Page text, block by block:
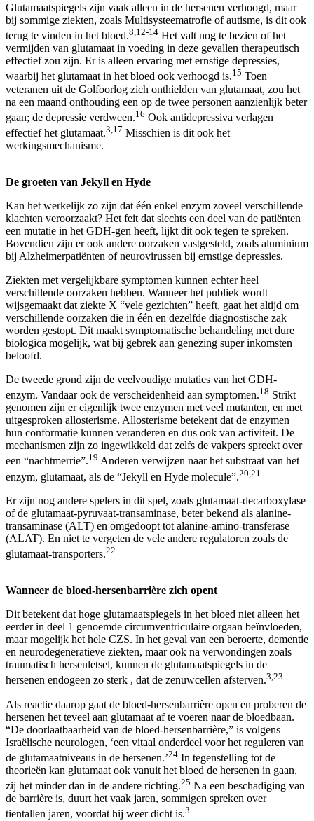
Glutamaatspiegels zijn vaak alleen in de hersenen verhoogd, maar
bij sommige ziekten, zoals Multisysteematrofie of autisme, is dit ook
terug te vinden in het bloed.8,12-14 Het valt nog te bezien of het
vermijden van glutamaat in voeding in deze gevallen therapeutisch
effectief zou zijn. Er is alleen ervaring met ernstige depressies,
waarbij het glutamaat in het bloed ook verhoogd is.15 Toen
veteranen uit de Golfoorlog zich onthielden van glutamaat, zou het
na een maand onthouding een op de twee personen aanzienlijk beter
gaan; de depressie verdween.16 Ook antidepressiva verlagen
effectief het glutamaat.3,17 Misschien is dit ook het
werkingsmechanisme.
De groeten van Jekyll en Hyde
Kan het werkelijk zo zijn dat één enkel enzym zoveel verschillende
klachten veroorzaakt? Het feit dat slechts een deel van de patiënten
een mutatie in het GDH-gen heeft, lijkt dit ook tegen te spreken.
Bovendien zijn er ook andere oorzaken vastgesteld, zoals aluminium
bij Alzheimerpatiënten of neurovirussen bij ernstige depressies.
Ziekten met vergelijkbare symptomen kunnen echter heel
verschillende oorzaken hebben. Wanneer het publiek wordt
wijsgemaakt dat ziekte X “vele gezichten” heeft, gaat het altijd om
verschillende oorzaken die in één en dezelfde diagnostische zak
worden gestopt. Dit maakt symptomatische behandeling met dure
biologica mogelijk, wat bij gebrek aan genezing super inkomsten
beloofd.
De tweede grond zijn de veelvoudige mutaties van het GDH-
enzym. Vandaar ook de verscheidenheid aan symptomen.18 Strikt
genomen zijn er eigenlijk twee enzymen met veel mutanten, en met
uitgesproken allosterisme. Allosterisme betekent dat de enzymen
hun conformatie kunnen veranderen en dus ook van activiteit. De
mechanismen zijn zo ingewikkeld dat zelfs de vakpers spreekt over
een “nachtmerrie”.19 Anderen verwijzen naar het substraat van het
enzym, glutamaat, als de “Jekyll en Hyde molecule”.20,21
Er zijn nog andere spelers in dit spel, zoals glutamaat-decarboxylase
of de glutamaat-pyruvaat-transaminase, beter bekend als alanine-
transaminase (ALT) en omgedoopt tot alanine-amino-transferase
(ALAT). En niet te vergeten de vele andere regulatoren zoals de
glutamaat-transporters.22
Wanneer de bloed-hersenbarrière zich opent
Dit betekent dat hoge glutamaatspiegels in het bloed niet alleen het
eerder in deel 1 genoemde circumventriculaire orgaan beïnvloeden,
maar mogelijk het hele CZS. In het geval van een beroerte, dementie
en neurodegeneratieve ziekten, maar ook na verwondingen zoals
traumatisch hersenletsel, kunnen de glutamaatspiegels in de
hersenen endogeen zo sterk , dat de zenuwcellen afsterven.3,23
Als reactie daarop gaat de bloed-hersenbarrière open en proberen de
hersenen het teveel aan glutamaat af te voeren naar de bloedbaan.
“De doorlaatbaarheid van de bloed-hersenbarrière,” is volgens
Israëlische neurologen, ‘een vitaal onderdeel voor het reguleren van
de glutamaatniveaus in de hersenen.’24 In tegenstelling tot de
theorieën kan glutamaat ook vanuit het bloed de hersenen in gaan,
zij het minder dan in de andere richting.25 Na een beschadiging van
de barrière is, duurt het vaak jaren, sommigen spreken over
tientallen jaren, voordat hij weer dicht is.3